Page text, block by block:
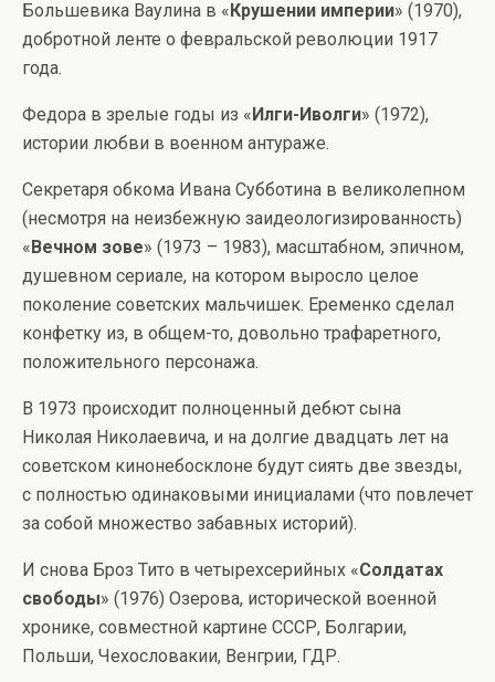
Большевика Ваулина в «Крушении империи» (1970),
добротной ленте о февральской революции 1917
года.
Федора в зрелые годы из «Илги-Иволги» (1972),
истории любви в военном антураже.
Секретаря обкома Ивана Субботина в великолепном
(несмотря на неизбежную заидеологизированность)
«Вечном зове» (1973 – 1983), масштабном, эпичном,
душевном сериале, на котором выросло целое
поколение советских мальчишек. Еременко сделал
конфетку из, в общем-то, довольно трафаретного,
положительного персонажа.
В 1973 происходит полноценный дебют сына
Николая Николаевича, и на долгие двадцать лет на
советском кинонебосклоне будут сиять две звезды,
с полностью одинаковыми инициалами (что повлечет
за собой множество забавных историй).
И снова Броз Тито в четырехсерийных «Солдатах
свободы» (1976) Озерова, исторической военной
хронике, совместной картине СССР, Болгарии,
Польши, Чехословакии, Венгрии, ГДР.